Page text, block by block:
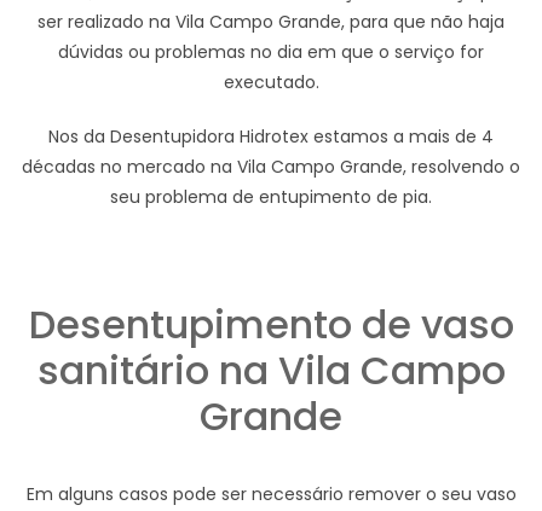
ser realizado na Vila Campo Grande, para que não haja
dúvidas ou problemas no dia em que o serviço for
executado.
Nos da Desentupidora Hidrotex estamos a mais de 4
décadas no mercado na Vila Campo Grande, resolvendo o
seu problema de entupimento de pia.
Desentupimento de vaso
sanitário na Vila Campo
Grande
Em alguns casos pode ser necessário remover o seu vaso